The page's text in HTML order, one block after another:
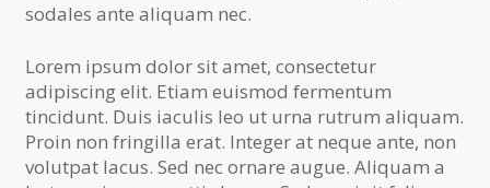
sodales ante aliquam nec.
Lorem ipsum dolor sit amet, consectetur
adipiscing elit. Etiam euismod fermentum
tincidunt. Duis iaculis leo ut urna rutrum aliquam.
Proin non fringilla erat. Integer at neque ante, non
volutpat lacus. Sed nec ornare augue. Aliquam a